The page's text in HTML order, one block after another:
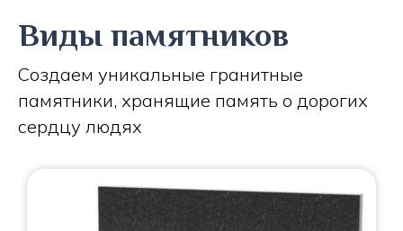
Виды памятников
Создаем уникальные гранитные
памятники, хранящие память о дорогих
сердцу людях